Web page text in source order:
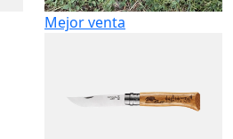
Mejor venta